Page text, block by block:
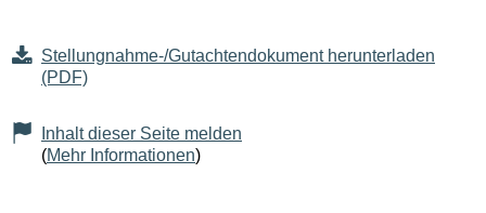
Stellungnahme-/Gutachtendokument herunterladen
(PDF)
Inhalt dieser Seite melden
(Mehr Informationen)